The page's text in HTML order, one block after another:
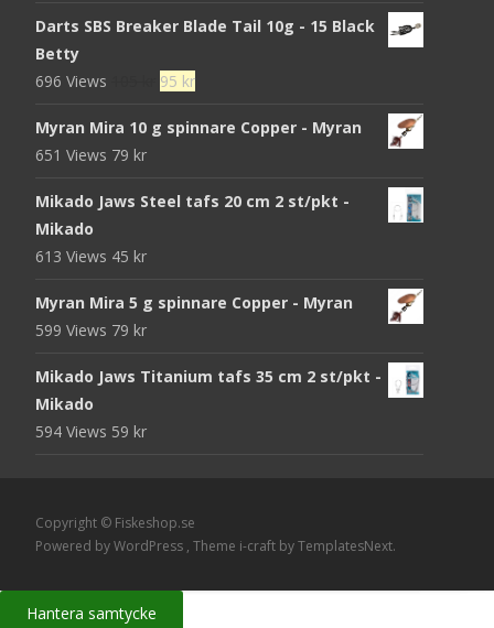
Darts SBS Breaker Blade Tail 10g - 15 Black
Betty
696 Views
Det
priset
95 krDet
priset
Myran Mira 10 g spinnare Copper - Myran
651 Views 79 kr
Mikado Jaws Steel tafs 20 cm 2 st/pkt -
Mikado
613 Views 45 kr
Myran Mira 5 g spinnare Copper - Myran
599 Views 79 kr
Mikado Jaws Titanium tafs 35 cm 2 st/pkt -
Mikado
594 Views 59 kr
Copyright © Fiskeshop.se
Powered by WordPress , Theme i-craft by TemplatesNext.
Hantera samtycke